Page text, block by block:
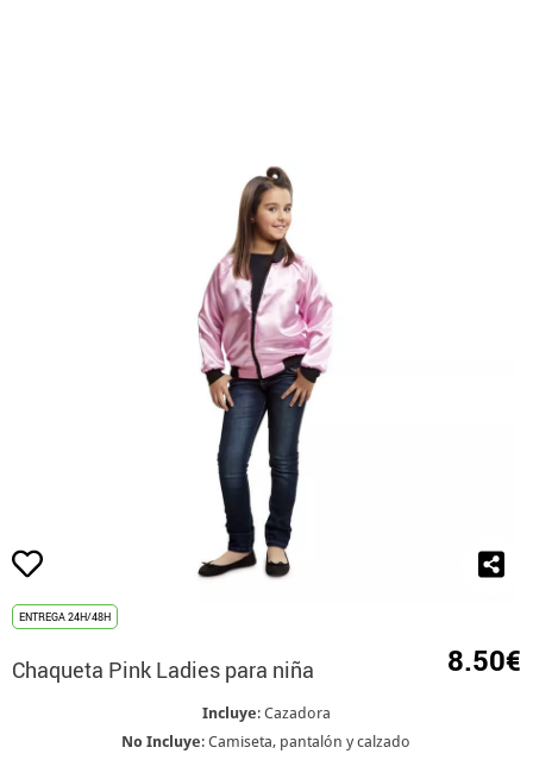
ENTREGA 24H/48H
Chaqueta Pink Ladies para niña 8.50€
Incluye: Cazadora
No Incluye: Camiseta, pantalón y calzado